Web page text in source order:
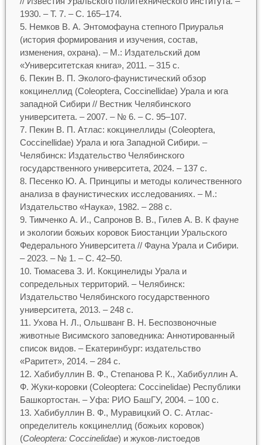
1930. – Т. 7. – С. 165–174.
Немков В. А. Энтомофауна степного Приуралья
(история формирования и изучения, состав,
изменения, охрана). – М.: Издательский дом
«Университетская книга», 2011. – 315 с.
Пекин В. П. Эколого-фаунистический обзор
кокцинеллид (Coleoptera, Coccinellidae) Урала и юга
западной Сибири // Вестник Челябинского
университета. – 2007. – № 6. – С. 95–107.
Пекин В. П. Атлас: кокцинеллиды (Coleoptera,
Coccinellidae) Урала и юга Западной Сибири. –
Челябинск: Издательство Челябинского
государственного университета, 2024. – 137 с.
Песенко Ю. А. Принципы и методы количественного
анализа в фаунистических исследованиях. – М.:
Издательство «Наука», 1982. – 288 с.
Тимченко А. И., Сапронов В. В., Гилев А. В. К фауне
и экологии божьих коровок Биостанции Уральского
Федерального Университета // Фауна Урала и Сибири.
– 2023. – № 1. – С. 42–50.
Тюмасева З. И. Кокцинелиды Урала и
сопредельных территорий. – Челябинск:
Издательство Челябинского государственного
университета, 2013. – 248 с.
Ухова Н. Л., Ольшванг В. Н. Беспозвоночные
животные Висимского заповедника: Аннотированный
список видов. – Екатеринбург: издательство
«Раритет», 2014. – 284 с.
Хабибуллин В. Ф., Степанова Р. К., Хабибуллин А.
Ф. Жуки-коровки (Coleoptera: Coccinelidae) Республики
Башкортостан. – Уфа: РИО БашГУ, 2004. – 100 с.
Хабибуллин В. Ф., Муравицкий О. С. Атлас-
определитель кокцинеллид (божьих коровок)
(Coleoptera: Coccinelidae) и жуков-листоедов